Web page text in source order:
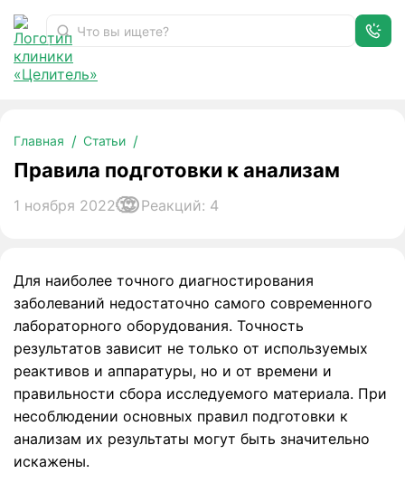
Главная Статьи
Правила подготовки к анализам
Правила подготовки к анализам
1 ноября 2022 Реакций: 4
Для наиболее точного диагностирования
заболеваний недостаточно самого современного
лабораторного оборудования. Точность
результатов зависит не только от используемых
реактивов и аппаратуры, но и от времени и
правильности сбора исследуемого материала. При
несоблюдении основных правил подготовки к
анализам их результаты могут быть значительно
искажены.